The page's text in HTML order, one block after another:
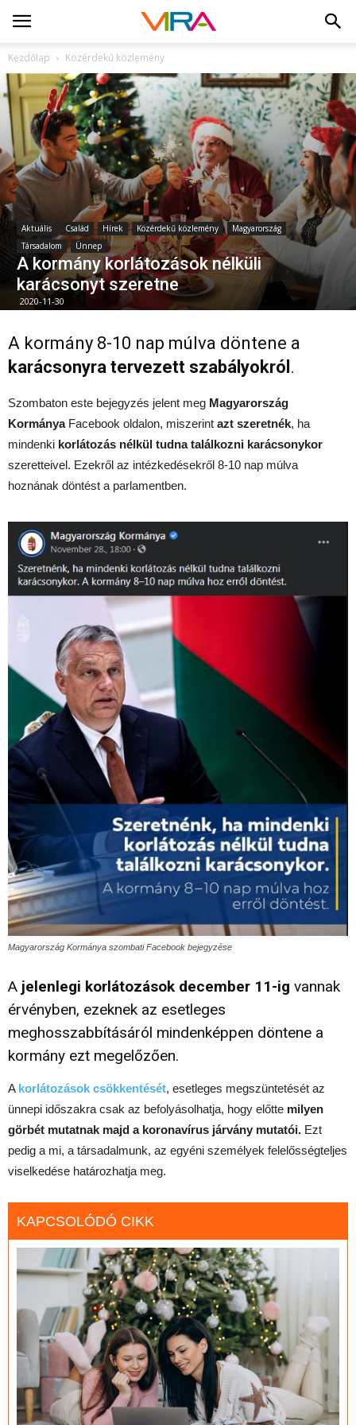
Kezdőlap Közérdekű közlemény
Aktuális Család Hírek Közérdekű közlemény
Magyarország
Társadalom
Ünnep
A kormány korlátozások nélküli
karácsonyt szeretne
2020-11-30
A kormány 8-10 nap múlva döntene a
karácsonyra tervezett szabályokról .
Szombaton este bejegyzés jelent meg Magyarország
KormányaFacebook oldalon, miszerint azt szeretnék, ha
mindenki korlátozás nélkül tudna találkozni karácsonykor
szeretteivel. Ezekről az intézkedésekről 8-10 nap múlva
hoznának döntést a parlamentben.
Magyarország Kormánya szombati Facebook bejegyzése
A jelenlegi korlátozások december 11-ig vannak
érvényben, ezeknek az esetleges
meghosszabbításáról mindenképpen döntene a
kormány ezt megelőzően.
A korlátozások csökkentését, esetleges megszüntetését az
ünnepi időszakra csak az befolyásolhatja, hogy előtte milyen
görbét mutatnak majd a koronavírus járvány mutatói. Ezt
pedig a mi, a társadalmunk, az egyéni személyek felelősségteljes
viselkedése határozhatja meg.
KAPCSOLÓDÓ CIKK